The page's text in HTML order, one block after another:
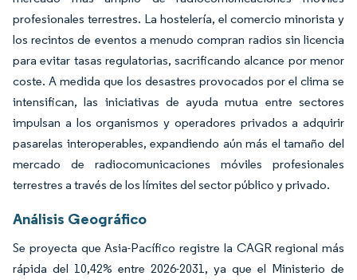
profesionales terrestres. La hostelería, el comercio minorista y
los recintos de eventos a menudo compran radios sin licencia
para evitar tasas regulatorias, sacrificando alcance por menor
coste. A medida que los desastres provocados por el clima se
intensifican, las iniciativas de ayuda mutua entre sectores
impulsan a los organismos y operadores privados a adquirir
pasarelas interoperables, expandiendo aún más el tamaño del
mercado de radiocomunicaciones móviles profesionales
terrestres a través de los límites del sector público y privado.
Análisis Geográfico
Se proyecta que Asia-Pacífico registre la CAGR regional más
rápida del 10,42% entre 2026-2031, ya que el Ministerio de